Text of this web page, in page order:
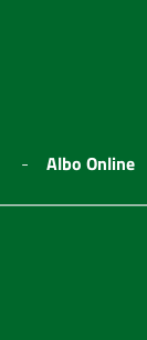
Albo Online